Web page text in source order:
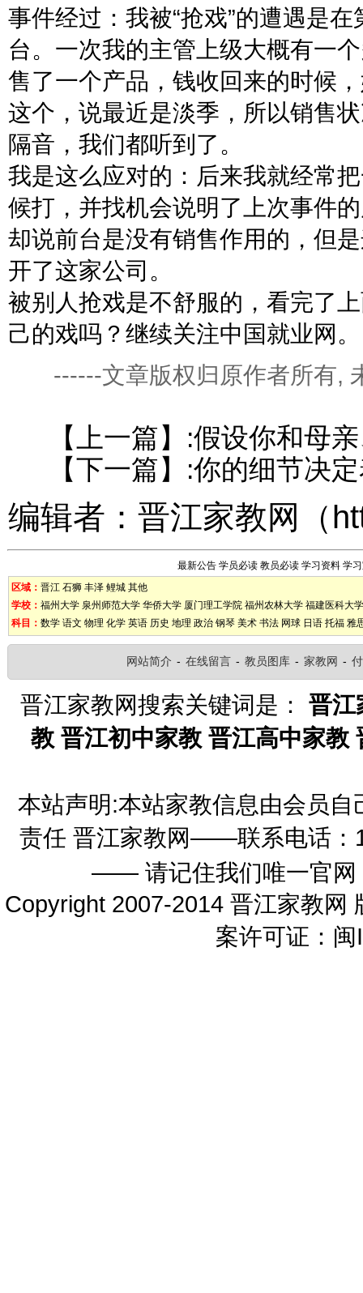
事件经过：我被“抢戏”的遭遇是
台。一次我的主管上级大概有一
售了一个产品，钱收回来的时候
这个，说最近是淡季，所以销售
隔音，我们都听到了。
我是这么应对的：后来我就经常
候打，并找机会说明了上次事件
却说前台是没有销售作用的，但
开了这家公司。
被别人抢戏是不舒服的，看完了
己的戏吗？继续关注中国就业网。
------文章版权归原作者所有,
【上一篇】:假设你和母
【下一篇】:你的细节决
编辑者： 晋江家教网 （
最新公告 学员必读 教员必读 学习资料 学
区域： 晋江 石狮 丰泽 鲤城 其他
学校： 福州大学 泉州师范大学 华侨大学 厦门理工学院 福州农林大学 福建医科大学
科目： 数学 语文 物理 化学 英语 历史 地理 政治 钢琴 美术 书法 网球 日语 托福 雅
网站简介 - 在线留言 - 教员图库 - 家教网 -
晋江家教网搜索关键词是： 晋江
教 晋江初中家教 晋江高中家教
本站声明:本站家教信息由会员
责任 晋江家教网——联系电话
—— 请记住我们唯一官网
Copyright 2007-2014 晋江家教网
案许可证：